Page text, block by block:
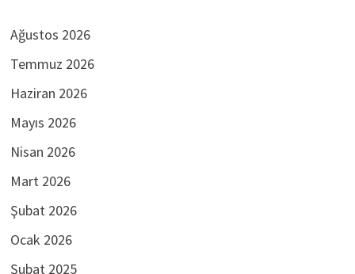
Ağustos 2026
Temmuz 2026
Haziran 2026
Mayıs 2026
Nisan 2026
Mart 2026
Şubat 2026
Ocak 2026
Şubat 2025